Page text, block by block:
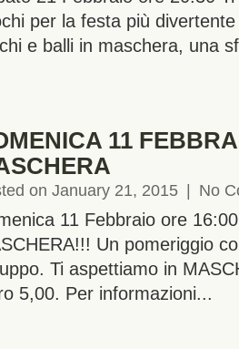
per la festa più divertente
e balli in maschera, una
11
on January 21, 2015 No
11 Febbraio ore
Un pomeriggio
Ti aspettiamo in
5,00. Per informazioni...